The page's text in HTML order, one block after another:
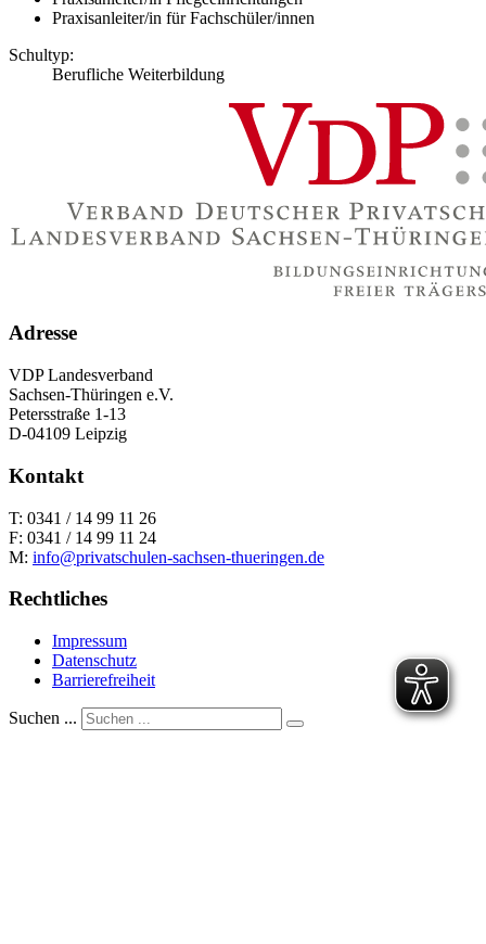
Praxisanleiter/in für Fachschüler/innen
Schultyp:
Berufliche Weiterbildung
Adresse
VDP Landesverband
Sachsen-Thüringen e.V.
Petersstraße 1-13
D-04109 Leipzig
Kontakt
T: 0341 / 14 99 11 26
F: 0341 / 14 99 11 24
M: info@privatschulen-sachsen-thueringen.de
Rechtliches
Impressum
Datenschutz
Barrierefreiheit
Suchen ...